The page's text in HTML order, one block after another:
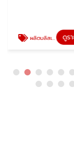
ผลิตบลิสเตอร์แพค ( blister pack )